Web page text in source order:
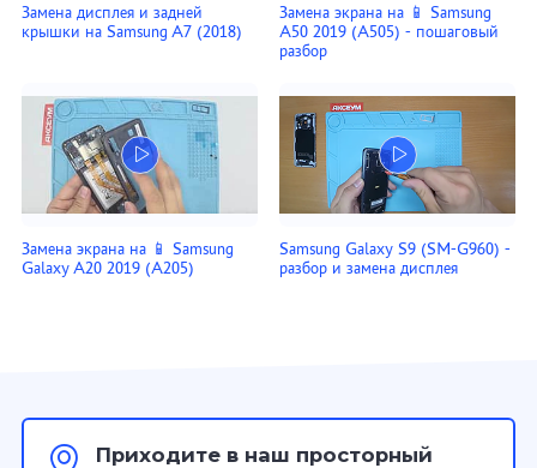
Замена дисплея и задней
крышки на Samsung A7 (2018)
Замена экрана на 📱 Samsung
A50 2019 (A505) - пошаговый
разбор
Замена экрана на 📱 Samsung
Galaxy A20 2019 (A205)
Samsung Galaxy S9 (SM-G960) -
разбор и замена дисплея
Приходите в наш просторный